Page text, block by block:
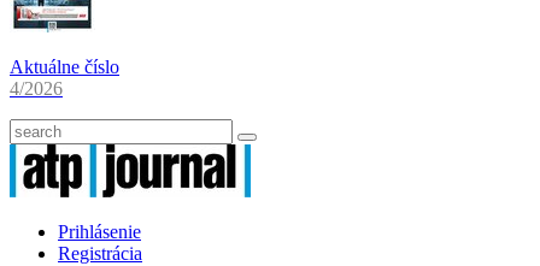
Aktuálne číslo
4/2026
Prihlásenie
Registrácia